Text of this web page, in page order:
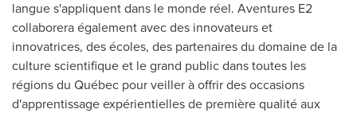
langue s'appliquent dans le monde réel. Aventures E2
collaborera également avec des innovateurs et
innovatrices, des écoles, des partenaires du domaine de la
culture scientifique et le grand public dans toutes les
régions du Québec pour veiller à offrir des occasions
d'apprentissage expérientielles de première qualité aux